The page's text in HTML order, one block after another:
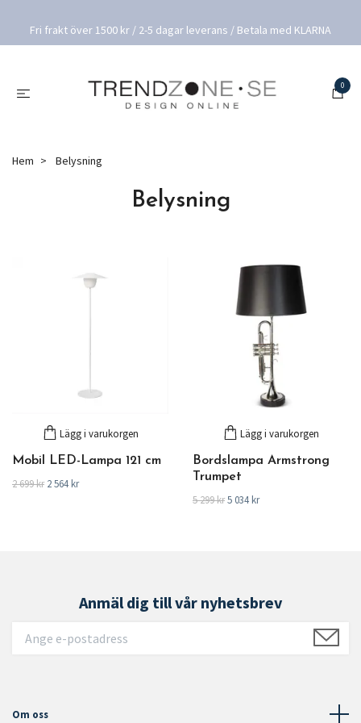
Fri frakt över 1500 kr / 2-5 dagar leverans / Betala med KLARNA
0
Hem Belysning
Belysning
Lägg i varukorgen
Mobil LED-Lampa 121 cm
2 699 kr 2 564 kr
Lägg i varukorgen
Bordslampa Armstrong
Trumpet
5 299 kr5 034 kr
Anmäl dig till vår nyhetsbrev
Om oss